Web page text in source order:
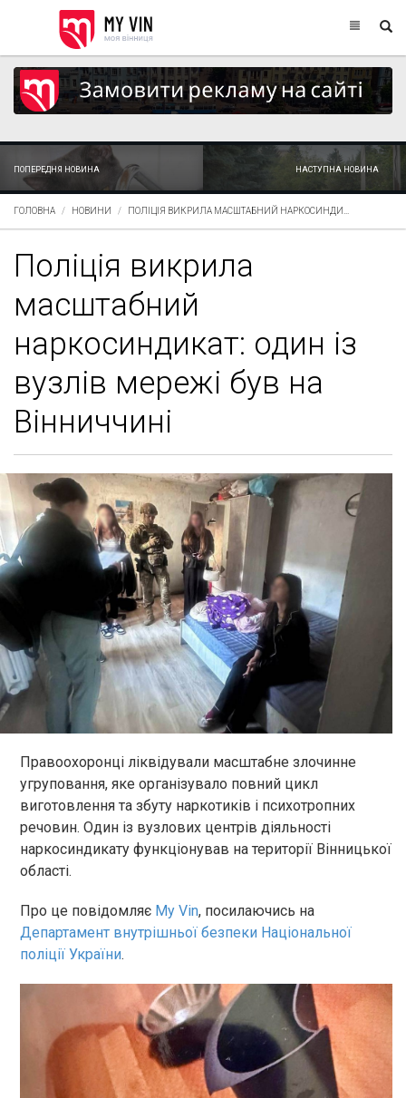
ПОПЕРЕДНЯ НОВИНА НАСТУПНА НОВИНА
ГОЛОВНА НОВИНИ ПОЛІЦІЯ ВИКРИЛА МАСШТАБНИЙ НАРКОСИНДИ...
Поліція викрила
масштабний
наркосиндикат: один із
вузлів мережі був на
Вінниччині
Правоохоронці ліквідували масштабне злочинне
угруповання, яке організувало повний цикл
виготовлення та збуту наркотиків і психотропних
речовин. Один із вузлових центрів діяльності
наркосиндикату функціонував на території Вінницької
області.
Про це повідомляє My Vin, посилаючись на
Департамент внутрішньої безпеки Національної
поліції України.